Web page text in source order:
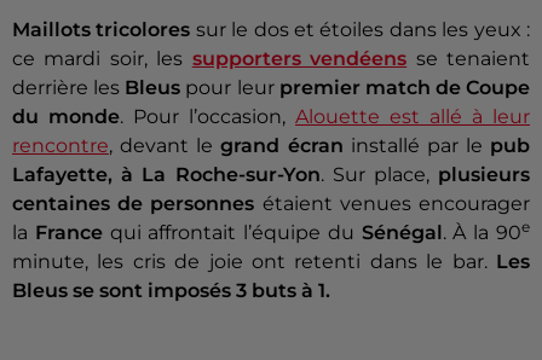
Maillots tricolores sur le dos et étoiles dans les yeux :
ce mardi soir, les supporters vendéens se tenaient
derrière les Bleus pour leur premier match de Coupe
du monde. Pour l’occasion, Alouette est allé à leur
rencontre, devant legrand écran installé par le pub
Lafayette, à La Roche-sur-Yon. Sur place, plusieurs
centaines de personnes étaient venues encourager
la France qui affrontait l’équipe du Sénégal . À la 90e
minute, les cris de joie ont retenti dans le bar. Les
Bleus se sont imposés 3 buts à 1.